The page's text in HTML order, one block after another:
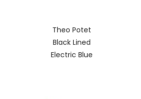
Theo Potet
Black Lined
Electric Blue